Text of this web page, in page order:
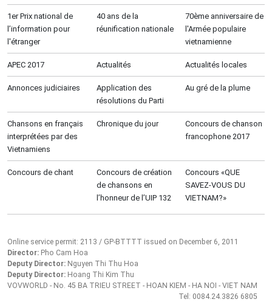
1er Prix national de
l’information pour
l'étranger
40 ans de la
réunification nationale
70ème anniversaire de
l'Armée populaire
vietnamienne
APEC 2017 Actualités Actualités locales
Annonces judiciaires
Application des
résolutions du Parti
Au gré de la plume
Chansons en français
interprétées par des
Vietnamiens
Chronique du jour
Concours de chanson
francophone 2017
Concours de chant
Concours de création
de chansons en
l’honneur de l’UIP 132
Concours «QUE
SAVEZ-VOUS DU
VIETNAM?»
Online service permit: 2113 / GP-BTTTT issued on December 6, 2011
Director: Pho Cam Hoa
Deputy Director: Nguyen Thi Thu Hoa
Deputy Director: Hoang Thi Kim Thu
VOVWORLD - No. 45 BA TRIEU STREET - HOAN KIEM - HA NOI - VIET NAM
Tel: 0084.24.3826 6805